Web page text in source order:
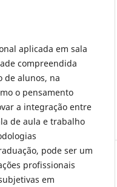
aplicada em sala
compreendida
de alunos, na
o pensamento
a integração entre
de aula e trabalho
pode ser um
profissionais
em